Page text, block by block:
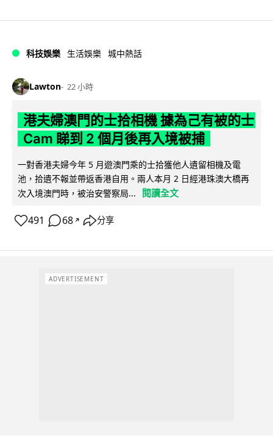
科技娛樂 生活娛樂 城中熱話
Lawton 22 小時
港夫婦澳門的士拾相機 據為己有被的士
Cam 睇到 2 個月後再入境被捕
一對香港夫婦今年 5 月遊澳門乘的士拾獲他人遺留相機及電
池，拾遺不報並帶返香港自用。兩人本月 2 日經港珠澳大橋再
次入境澳門時，被治安警察局...
閱讀全文
491 68 ↗ 分享
ADVERTISEMENT